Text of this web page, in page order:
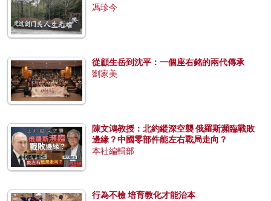
馮珍今
從顧生岳到沈平：一個座右銘的兩代傳承
劉家美
陳文鴻教授：北約縱深空襲 俄羅斯瀕臨戰敗
邊緣？中國零部件能左右戰局走向？
本社編輯部
行為不檢 培育教化才能治本